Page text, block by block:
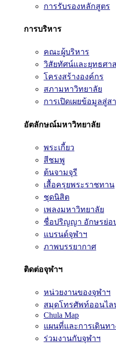
การรับรองหลักสูตร
การบริหาร
คณะผู้บริหาร
วิสัยทัศน์และยุทธศา
โครงสร้างองค์กร
สภามหาวิทยาลัย
การเปิดเผยข้อมูลสู่ส
อัตลักษณ์มหาวิทยาลัย
พระเกี้ยว
สีชมพู
ต้นจามจุรี
เสื้อครุยพระราชทาน
ชุดนิสิต
เพลงมหาวิทยาลัย
ชื่อปริญญา อักษรย่
แบรนด์จุฬาฯ
ภาพบรรยากาศ
ติดต่อจุฬาฯ
หน่วยงานของจุฬาฯ
สมุดโทรศัพท์ออนไล
Chula Map
แผนที่และการเดินทา
ร่วมงานกับจุฬาฯ